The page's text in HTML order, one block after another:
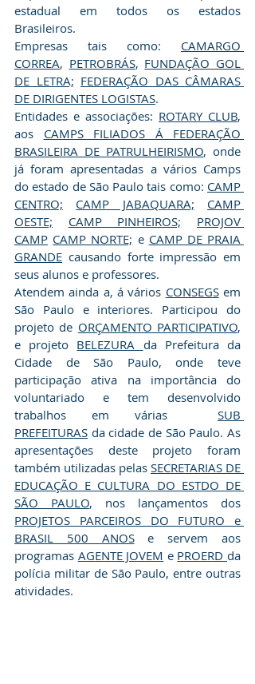
estadual em todos os estados
Brasileiros.
Empresas tais como: CAMARGO
CORREA, PETROBRÁS, FUNDAÇÃO GOL
DE LETRA; FEDERAÇÃO DAS CÂMARAS
DE DIRIGENTES LOGISTAS.
Entidades e associações: ROTARY CLUB,
aos CAMPS FILIADOS Á FEDERAÇÃO
BRASILEIRA DE PATRULHEIRISMO, onde
já foram apresentadas a vários Camps
do estado de São Paulo tais como: CAMP
CENTRO;
CAMP JABAQUARA;
CAMP
OESTE;
CAMP PINHEIROS;
PROJOV
CAMP CAMP NORTE; e CAMP DE PRAIA
GRANDE causando forte impressão em
seus alunos e professores.
Atendem ainda a, á vários CONSEGS em
São Paulo e interiores. Participou do
projeto de ORÇAMENTO PARTICIPATIVO,
e projeto BELEZURA da Prefeitura da
Cidade de São Paulo, onde teve
participação ativa na importância do
voluntariado e tem desenvolvido
trabalhos em várias SUB
PREFEITURAS da cidade de São Paulo. As
apresentações deste projeto foram
também utilizadas pelas SECRETARIAS DE
EDUCAÇÃO E CULTURA DO ESTDO DE
SÃO PAULO
PROJETOS PARCEIROS DO FUTURO e
BRASIL 500 ANOS e servem aos
programas AGENTE JOVEM e PROERD da
polícia militar de São Paulo, entre outras
atividades.